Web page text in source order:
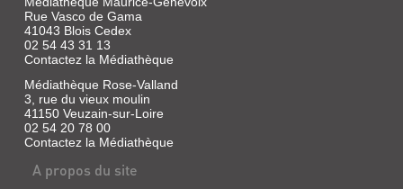
Rue Vasco de Gama
41043 Blois Cedex
02 54 43 31 13
Contactez la Médiathèque
Médiathèque Rose-Valland
3, rue du vieux moulin
41150 Veuzain-sur-Loire
02 54 20 78 00
Contactez la Médiathèque
A propos du site